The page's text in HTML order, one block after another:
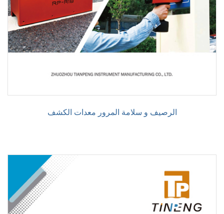
الرصيف و سلامة المرور معدات الكشف